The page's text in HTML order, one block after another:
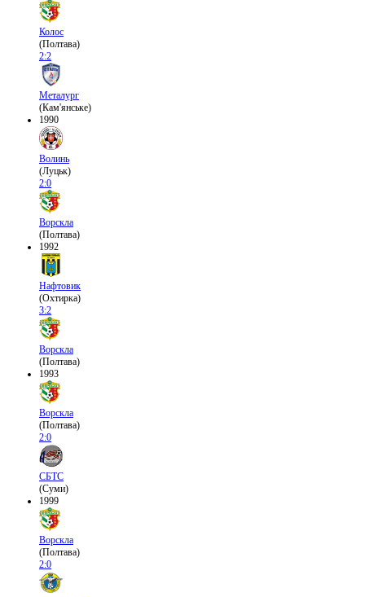
Колос
(Полтава)
2:2
Металург
(Кам'янське)
1990
Волинь
(Луцьк)
2:0
Ворскла
(Полтава)
1992
Нафтовик
(Охтирка)
3:2
Ворскла
(Полтава)
1993
Ворскла
(Полтава)
2:0
СБТС
(Суми)
1999
Ворскла
(Полтава)
2:0